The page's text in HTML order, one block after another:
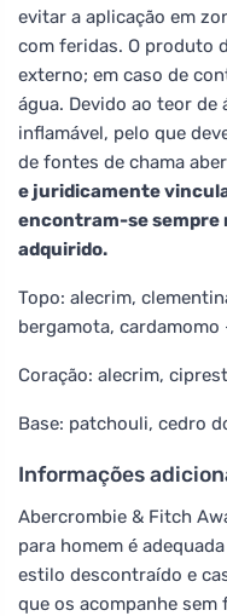
evitar a aplicação em
com feridas. O produto
externo; em caso de
água. Devido ao teor
inflamável, pelo que
de fontes de chama
e juridicamente
encontram-se sempre
adquirido.
Topo: alecrim,
bergamota, cardamomo
Coração: alecrim,
Base: patchouli, cedro
Informações
Abercrombie & Fitch
para homem é
estilo descontraído e
que os acompanhe sem